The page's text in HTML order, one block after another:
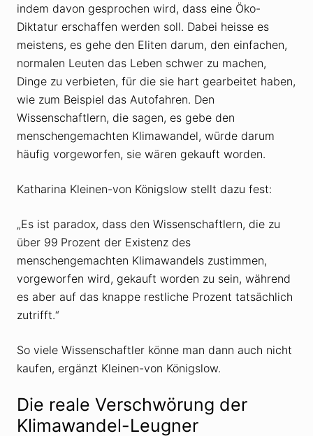
indem davon gesprochen wird, dass eine Öko-
Diktatur erschaffen werden soll. Dabei heisse es
meistens, es gehe den Eliten darum, den einfachen,
normalen Leuten das Leben schwer zu machen,
Dinge zu verbieten, für die sie hart gearbeitet haben,
wie zum Beispiel das Autofahren. Den
Wissenschaftlern, die sagen, es gebe den
menschengemachten Klimawandel, würde darum
häufig vorgeworfen, sie wären gekauft worden.
Katharina Kleinen-von Königslow stellt dazu fest:
„Es ist paradox, dass den Wissenschaftlern, die zu
über 99 Prozent der Existenz des
menschengemachten Klimawandels zustimmen,
vorgeworfen wird, gekauft worden zu sein, während
es aber auf das knappe restliche Prozent tatsächlich
zutrifft.“
So viele Wissenschaftler könne man dann auch nicht
kaufen, ergänzt Kleinen-von Königslow.
Die reale Verschwörung der
Klimawandel-Leugner